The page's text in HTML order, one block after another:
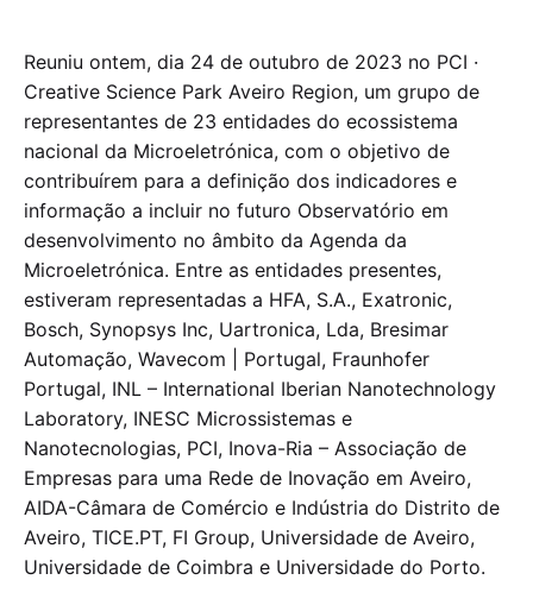
Reuniu ontem, dia 24 de outubro de 2023 no PCI ·
Creative Science Park Aveiro Region, um grupo de
representantes de 23 entidades do ecossistema
nacional da Microeletrónica, com o objetivo de
contribuírem para a definição dos indicadores e
informação a incluir no futuro Observatório em
desenvolvimento no âmbito da Agenda da
Microeletrónica. Entre as entidades presentes,
estiveram representadas a HFA, S.A., Exatronic,
Bosch, Synopsys Inc, Uartronica, Lda, Bresimar
Automação, Wavecom | Portugal, Fraunhofer
Portugal, INL – International Iberian Nanotechnology
Laboratory, INESC Microssistemas e
Nanotecnologias, PCI, Inova-Ria – Associação de
Empresas para uma Rede de Inovação em Aveiro,
AIDA-Câmara de Comércio e Indústria do Distrito de
Aveiro, TICE.PT, FI Group, Universidade de Aveiro,
Universidade de Coimbra e Universidade do Porto.